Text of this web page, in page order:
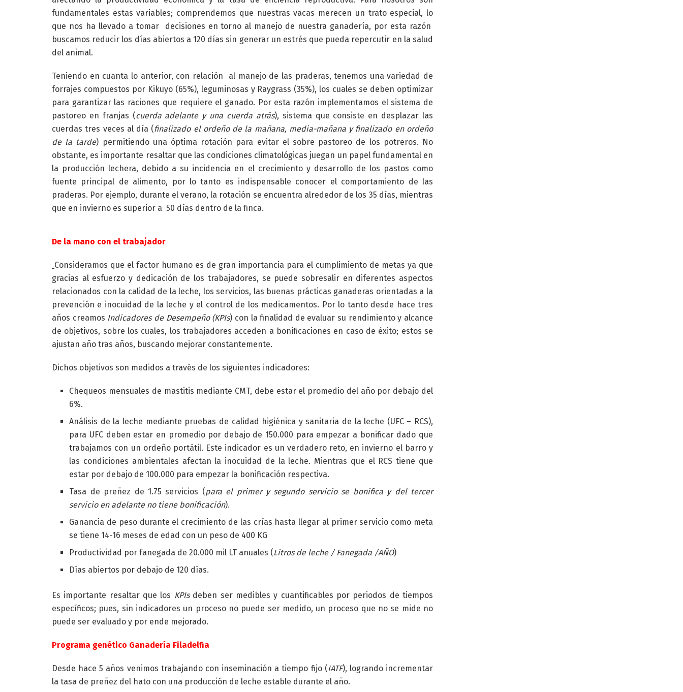
fundamentales estas variables; comprendemos que nuestras vacas merecen un trato especial, lo
que nos ha llevado a tomar decisiones en torno al manejo de nuestra ganadería, por esta razón
buscamos reducir los días abiertos a 120 días sin generar un estrés que pueda repercutir en la salud
del animal.
Teniendo en cuanta lo anterior, con relación al manejo de las praderas, tenemos una variedad de
forrajes compuestos por Kikuyo (65%), leguminosas y Raygrass (35%), los cuales se deben optimizar
para garantizar las raciones que requiere el ganado. Por esta razón implementamos el sistema de
pastoreo en franjas (cuerda adelante y una cuerda atrás), sistema que consiste en desplazar las
cuerdas tres veces al día (finalizado el ordeño de la mañana, media-mañana y finalizado en ordeño
de la tarde) permitiendo una óptima rotación para evitar el sobre pastoreo de los potreros. No
obstante, es importante resaltar que las condiciones climatológicas juegan un papel fundamental en
la producción lechera, debido a su incidencia en el crecimiento y desarrollo de los pastos como
fuente principal de alimento, por lo tanto es indispensable conocer el comportamiento de las
praderas. Por ejemplo, durante el verano, la rotación se encuentra alrededor de los 35 días, mientras
que en invierno es superior a 50 días dentro de la finca.
De la mano con el trabajador
Consideramos que el factor humano es de gran importancia para el cumplimiento de metas ya que
gracias al esfuerzo y dedicación de los trabajadores, se puede sobresalir en diferentes aspectos
relacionados con la calidad de la leche, los servicios, las buenas prácticas ganaderas orientadas a la
prevención e inocuidad de la leche y el control de los medicamentos. Por lo tanto desde hace tres
años creamos Indicadores de Desempeño (KPIs) con la finalidad de evaluar su rendimiento y alcance
de objetivos, sobre los cuales, los trabajadores acceden a bonificaciones en caso de éxito; estos se
ajustan año tras años, buscando mejorar constantemente.
Dichos objetivos son medidos a través de los siguientes indicadores:
Chequeos mensuales de mastitis mediante CMT, debe estar el promedio del año por debajo del
6%.
Análisis de la leche mediante pruebas de calidad higiénica y sanitaria de la leche (UFC – RCS),
para UFC deben estar en promedio por debajo de 150.000 para empezar a bonificar dado que
trabajamos con un ordeño portátil. Este indicador es un verdadero reto, en invierno el barro y
las condiciones ambientales afectan la inocuidad de la leche. Mientras que el RCS tiene que
estar por debajo de 100.000 para empezar la bonificación respectiva.
Tasa de preñez de 1.75 servicios (para el primer y segundo servicio se bonifica y del tercer
servicio en adelante no tiene bonificación).
Ganancia de peso durante el crecimiento de las crías hasta llegar al primer servicio como meta
se tiene 14-16 meses de edad con un peso de 400 KG
Productividad por fanegada de 20.000 mil LT anuales (Litros de leche / Fanegada /AÑO)
Días abiertos por debajo de 120 días.
Es importante resaltar que los KPIsdeben ser medibles y cuantificables por periodos de tiempos
específicos; pues, sin indicadores un proceso no puede ser medido, un proceso que no se mide no
puede ser evaluado y por ende mejorado.
Programa genético Ganadería Filadelfia
Desde hace 5 años venimos trabajando con inseminación a tiempo fijo (IATF), logrando incrementar
la tasa de preñez del hato con una producción de leche estable durante el año.